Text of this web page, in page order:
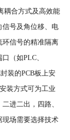
耦合方式及高效能
信号及角位移、电
环信号的精准隔离
（如PLC、
装的PCB板上安
装方式可为工业
进二出，四路、
现场需要选择技术